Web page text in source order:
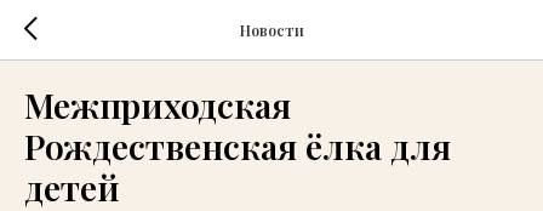
Новости
Межприходская
Рождественская ёлка для
детей